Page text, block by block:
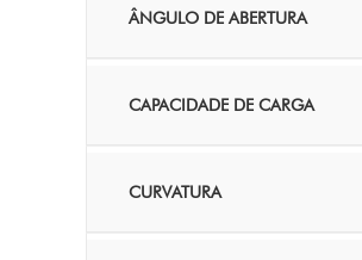
ÂNGULO DE ABERTURA
CAPACIDADE DE CARGA
CURVATURA